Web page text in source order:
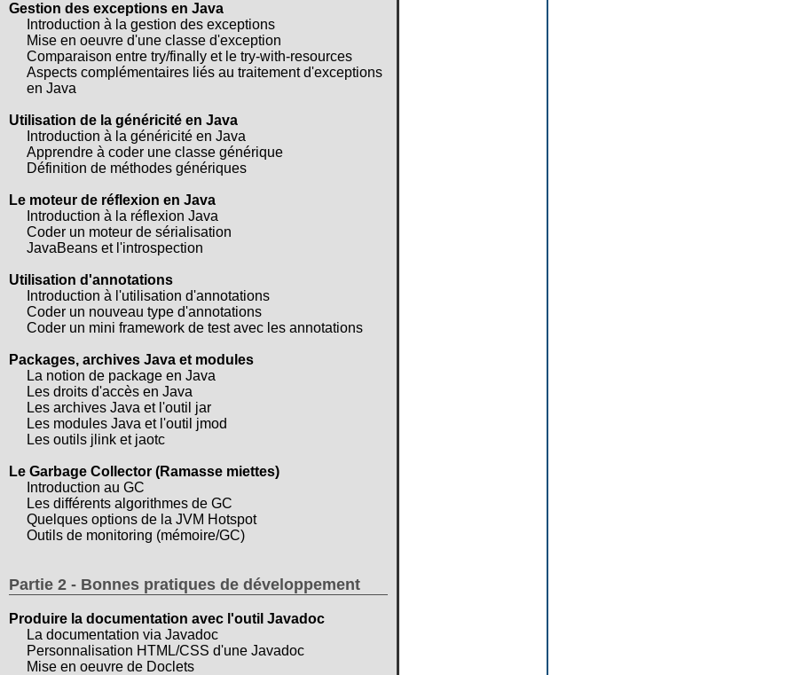
Gestion des exceptions en Java
Introduction à la gestion des exceptions
Mise en oeuvre d'une classe d'exception
Comparaison entre try/finally et le try-with-resources
Aspects complémentaires liés au traitement d'exceptions
en Java
Utilisation de la généricité en Java
Introduction à la généricité en Java
Apprendre à coder une classe générique
Définition de méthodes génériques
Le moteur de réflexion en Java
Introduction à la réflexion Java
Coder un moteur de sérialisation
JavaBeans et l'introspection
Utilisation d'annotations
Introduction à l'utilisation d'annotations
Coder un nouveau type d'annotations
Coder un mini framework de test avec les annotations
Packages, archives Java et modules
La notion de package en Java
Les droits d'accès en Java
Les archives Java et l'outil jar
Les modules Java et l'outil jmod
Les outils jlink et jaotc
Le Garbage Collector (Ramasse miettes)
Introduction au GC
Les différents algorithmes de GC
Quelques options de la JVM Hotspot
Outils de monitoring (mémoire/GC)
Partie 2 - Bonnes pratiques de développement
Produire la documentation avec l'outil Javadoc
La documentation via Javadoc
Personnalisation HTML/CSS d'une Javadoc
Mise en oeuvre de Doclets